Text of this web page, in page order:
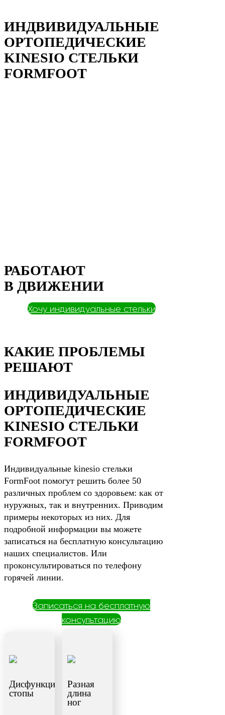
ИНДВИВИДУАЛЬНЫЕ
ОРТОПЕДИЧЕСКИЕ
KINESIO СТЕЛЬКИ
FORMFOOT
РАБОТАЮТ
В ДВИЖЕНИИ
Хочу индивидуальные стельки
КАКИЕ ПРОБЛЕМЫ
РЕШАЮТ
ИНДИВИДУАЛЬНЫЕ
ОРТОПЕДИЧЕСКИЕ
KINESIO СТЕЛЬКИ
FORMFOOT
Индивидуальные kinesio стельки
FormFoot помогут решить более 50
различных проблем со здоровьем: как от
нуружных, так и внутренних. Приводим
примеры некоторых из них. Для
подробной информации вы можете
записаться на бесплатную консультацию
наших специалистов. Или
проконсультироваться по телефону
горячей линии.
Записаться на бесплатную
консультацию
Дисфункция
стопы
Разная
длина
ног